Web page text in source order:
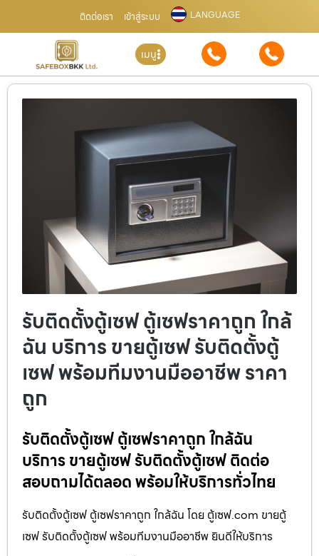
ติดต่อเรา เข้าสู่ระบบ LANGUAGE
เมนู
รับติดตั้งตู้เซฟ ตู้เซฟราคาถูก ใกล้
ฉัน บริการ ขายตู้เซฟ รับติดตั้งตู้
เซฟ พร้อมทีมงานมืออาชีพ ราคา
ถูก
รับติดตั้งตู้เซฟ ตู้เซฟราคาถูก ใกล้ฉัน
บริการ ขายตู้เซฟ รับติดตั้งตู้เซฟ ติดต่อ
สอบถามได้ตลอด พร้อมให้บริการทั่วไทย
รับติดตั้งตู้เซฟ ตู้เซฟราคาถูก ใกล้ฉัน โดย ตู้เซฟ.com ขายตู้
เซฟ รับติดตั้งตู้เซฟ พร้อมทีมงานมืออาชีพ ยินดีให้บริการ